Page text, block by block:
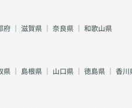
府 ｜ 滋賀県 ｜ 奈良県 ｜ 和歌山県
県 ｜ 島根県 ｜ 山口県 ｜ 徳島県 ｜ 香川